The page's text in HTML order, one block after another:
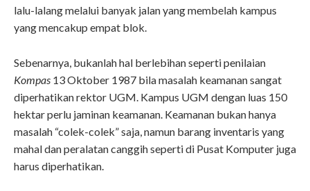
lalu-lalang melalui banyak jalan yang membelah kampus
yang mencakup empat blok.
Sebenarnya, bukanlah hal berlebihan seperti penilaian
Kompas 13 Oktober 1987 bila masalah keamanan sangat
diperhatikan rektor UGM. Kampus UGM dengan luas 150
hektar perlu jaminan keamanan. Keamanan bukan hanya
masalah “colek-colek” saja, namun barang inventaris yang
mahal dan peralatan canggih seperti di Pusat Komputer juga
harus diperhatikan.